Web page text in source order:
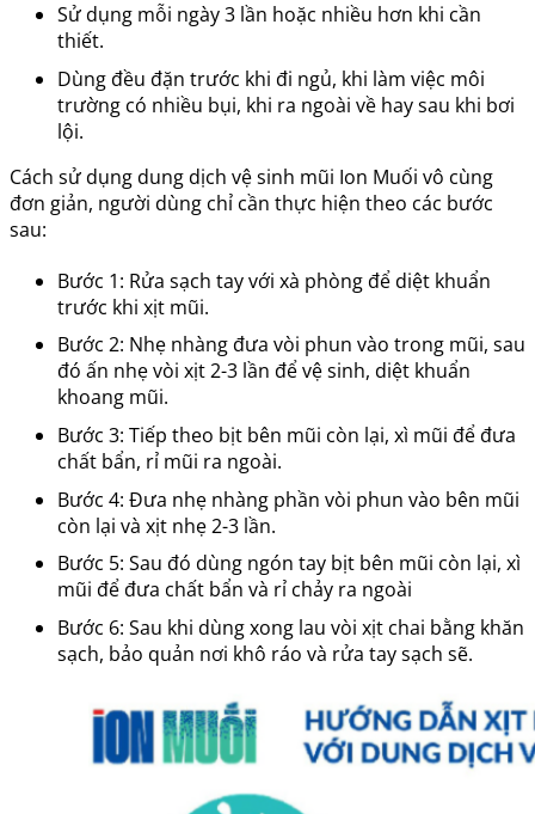
Sử dụng mỗi ngày 3 lần hoặc nhiều hơn khi cần
thiết.
Dùng đều đặn trước khi đi ngủ, khi làm việc môi
trường có nhiều bụi, khi ra ngoài về hay sau khi bơi
lội.
Cách sử dụng dung dịch vệ sinh mũi Ion Muối vô cùng
đơn giản, người dùng chỉ cần thực hiện theo các bước
sau:
Bước 1: Rửa sạch tay với xà phòng để diệt khuẩn
trước khi xịt mũi.
Bước 2: Nhẹ nhàng đưa vòi phun vào trong mũi, sau
đó ấn nhẹ vòi xịt 2-3 lần để vệ sinh, diệt khuẩn
khoang mũi.
Bước 3: Tiếp theo bịt bên mũi còn lại, xì mũi để đưa
chất bẩn, rỉ mũi ra ngoài.
Bước 4: Đưa nhẹ nhàng phần vòi phun vào bên mũi
còn lại và xịt nhẹ 2-3 lần.
Bước 5: Sau đó dùng ngón tay bịt bên mũi còn lại, xì
mũi để đưa chất bẩn và rỉ chảy ra ngoài
Bước 6: Sau khi dùng xong lau vòi xịt chai bằng khăn
sạch, bảo quản nơi khô ráo và rửa tay sạch sẽ.